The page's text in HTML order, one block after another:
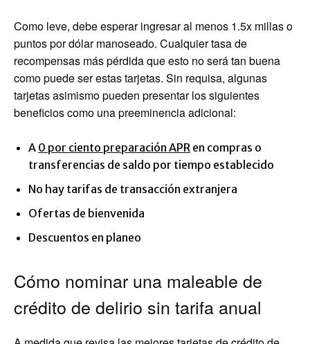
Como leve, debe esperar ingresar al menos 1.5x millas o
puntos por dólar manoseado. Cualquier tasa de
recompensas más pérdida que esto no será tan buena
como puede ser estas tarjetas. Sin requisa, algunas
tarjetas asimismo pueden presentar los siguientes
beneficios como una preeminencia adicional:
A 0 por ciento preparación APR en compras o
transferencias de saldo por tiempo establecido
No hay tarifas de transacción extranjera
Ofertas de bienvenida
Descuentos en planeo
Cómo nominar una maleable de
crédito de delirio sin tarifa anual